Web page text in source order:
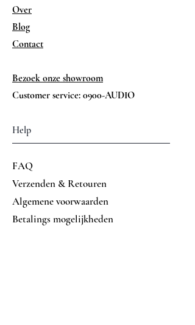
Over
Blog
Contact
Bezoek onze showroom
Customer service: 0900-AUDIO
Help
FAQ
Verzenden & Retouren
Algemene voorwaarden
Betalings mogelijkheden